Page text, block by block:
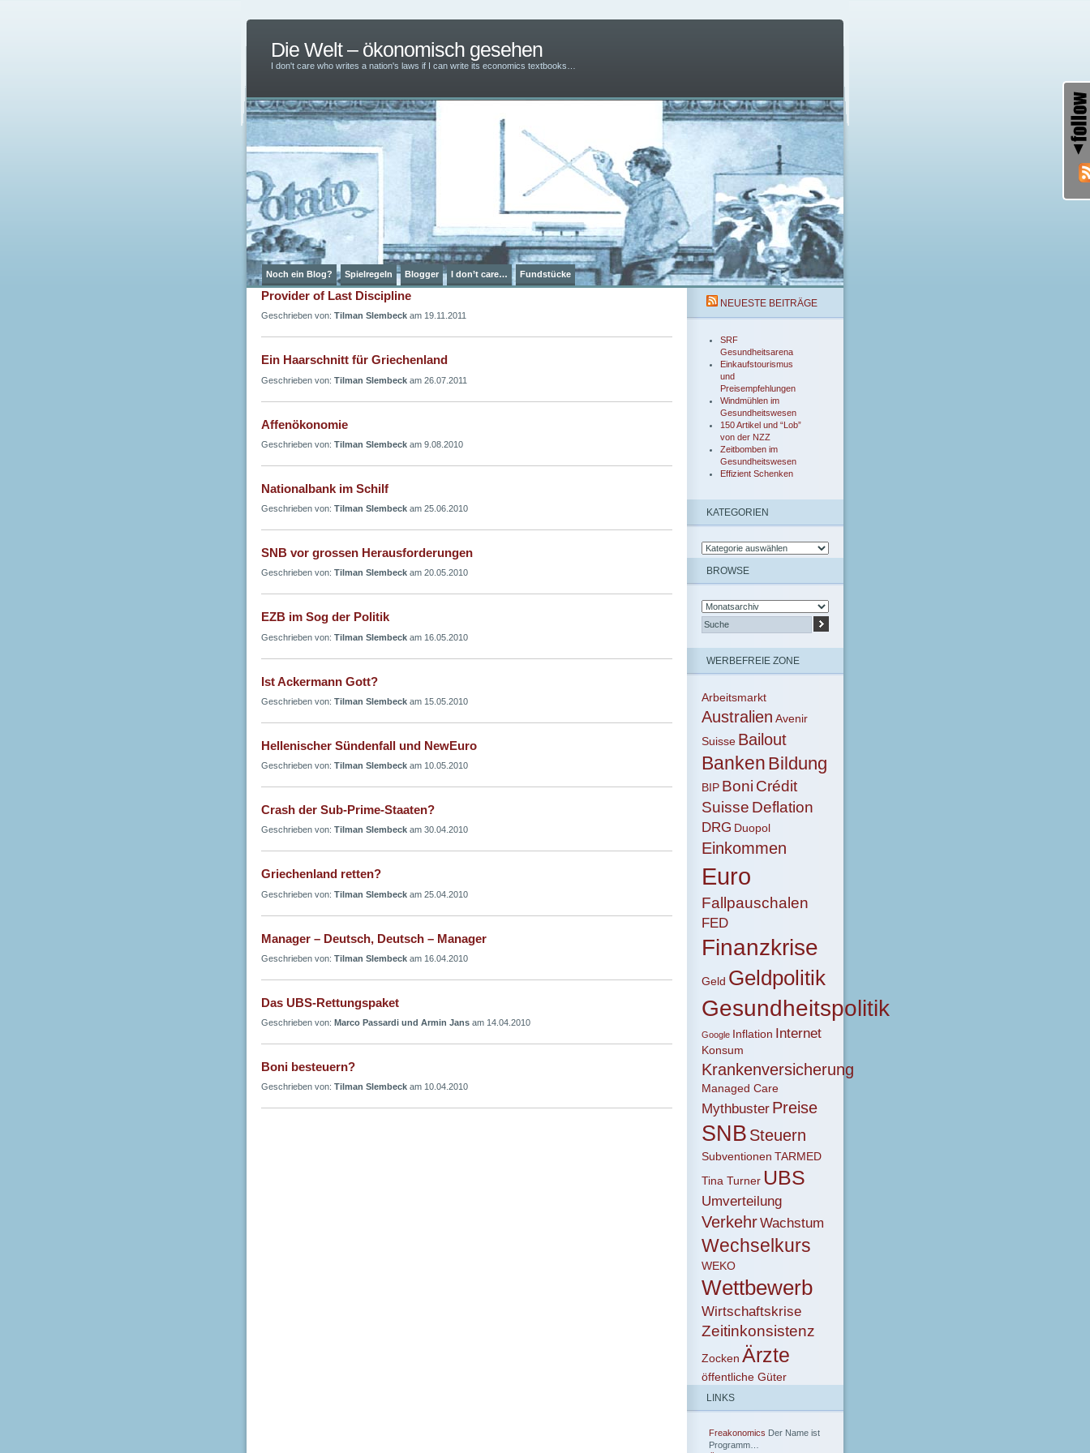
Die Welt – ökonomisch gesehen
I don't care who writes a nation's laws if I can write its economics textbooks…
Noch ein Blog? Spielregeln Blogger I don’t care… Fundstücke
Provider of Last Discipline
Geschrieben von: Tilman Slembeck am 19.11.2011
Ein Haarschnitt für Griechenland
Geschrieben von: Tilman Slembeck am 26.07.2011
Affenökonomie
Geschrieben von: Tilman Slembeck am 9.08.2010
Nationalbank im Schilf
Geschrieben von: Tilman Slembeck am 25.06.2010
SNB vor grossen Herausforderungen
Geschrieben von: Tilman Slembeck am 20.05.2010
EZB im Sog der Politik
Geschrieben von: Tilman Slembeck am 16.05.2010
Ist Ackermann Gott?
Geschrieben von: Tilman Slembeck am 15.05.2010
Hellenischer Sündenfall und NewEuro
Geschrieben von: Tilman Slembeck am 10.05.2010
Crash der Sub-Prime-Staaten?
Geschrieben von: Tilman Slembeck am 30.04.2010
Griechenland retten?
Geschrieben von: Tilman Slembeck am 25.04.2010
Manager – Deutsch, Deutsch – Manager
Geschrieben von: Tilman Slembeck am 16.04.2010
Das UBS-Rettungspaket
Geschrieben von: Marco Passardi und Armin Jans am 14.04.2010
Boni besteuern?
Geschrieben von: Tilman Slembeck am 10.04.2010
NEUESTE BEITRÄGE
SRF
Gesundheitsarena
Einkaufstourismus
und
Preisempfehlungen
Windmühlen im
Gesundheitswesen
150 Artikel und “Lob”
von der NZZ
Zeitbomben im
Gesundheitswesen
Effizient Schenken
KATEGORIEN
BROWSE
WERBEFREIE ZONE
Arbeitsmarkt
Australien Avenir
Suisse Bailout
Banken Bildung
BIP Boni Crédit
Suisse Deflation
DRG Duopol
Einkommen
Euro
Fallpauschalen
FED
Finanzkrise
Geld Geldpolitik
Gesundheitspolitik
Google Inflation Internet
Konsum
Krankenversicherung
Managed Care
Mythbuster Preise
SNB Steuern
Subventionen TARMED
Tina Turner UBS
Umverteilung
VerkehrWachstum
Wechselkurs
WEKO
Wettbewerb
Wirtschaftskrise
Zeitinkonsistenz
Zocken Ärzte
öffentliche Güter
LINKS
Freakonomics Der Name ist
Programm…